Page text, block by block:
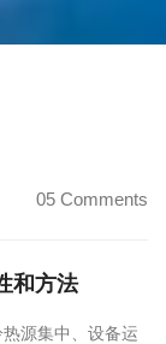
05 Comments
和方法
源集中、设备运